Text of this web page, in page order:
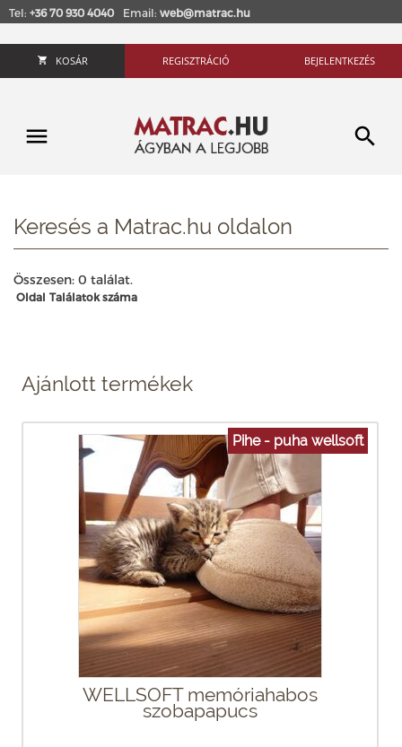
Tel: +36 70 930 4040 Email: web@matrac.hu
KOSÁR REGISZTRÁCIÓ BEJELENTKEZÉS
Keresés a Matrac.hu oldalon
Összesen: 0 találat.
Oldal Találatok száma
Ajánlott termékek
Pihe - puha wellsoft
WELLSOFT memóriahabos
szobapapucs